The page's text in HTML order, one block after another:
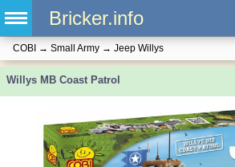
Bricker.info
COBI → Small Army → Jeep Willys
Willys MB Coast Patrol